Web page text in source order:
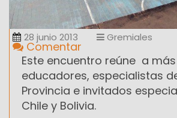
28 junio 2013 Gremiales
Comentar
Este encuentro reúne a más
educadores, especialistas
Provincia e invitados
Chile y Bolivia.